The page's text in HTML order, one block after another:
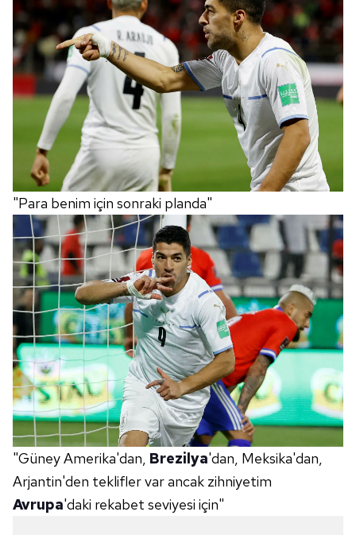
"Para benim için sonraki planda"
"Güney Amerika'dan, Brezilya'dan, Meksika'dan,
Arjantin'den teklifler var ancak zihniyetim
Avrupa'daki rekabet seviyesi için"